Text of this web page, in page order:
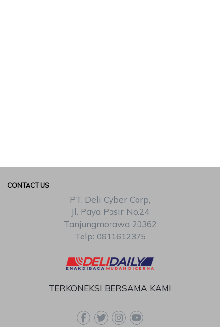
TERKONEKSI BERSAMA KAMI
CONTACT US
PT. Deli Cyber Corp,
Jl. Paya Pasir No.24
Tanjungmorawa 20362
Telp: 0811612375